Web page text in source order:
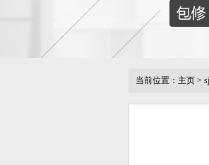
当前位置： 主页 >